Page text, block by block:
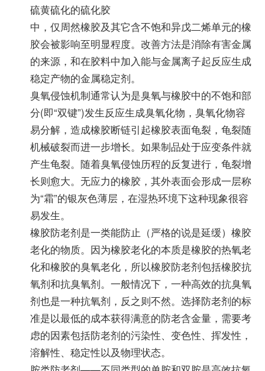
硫黄硫化的硫化胶
中，仅周然橡胶及其它含不饱和异戊二烯单元的橡
胶会被影响至明显程度。改善方法是消除有害金属
的来源，和在胶料中加入能与金属离子起反应生成
稳定产物的金属稳定剂。
臭氧侵蚀机制通常认为是臭氧与橡胶中的不饱和部
分(即“双键”)发生反应生成臭氧化物，臭氧化物容
易分解，造成橡胶断链引起橡胶表面龟裂，龟裂随
机械破裂而进一步增长。如果制品处于应变条件就
产生龟裂。随着臭氧侵蚀历程的反复进行，龟裂增
长则愈大。无应力的橡胶，其外表面会形成一层称
为“霜”的银灰色薄层，在湿热环境下这种现象很容
易发生。
橡胶防老剂是一类能防止（严格的说是延缓）橡胶
老化的物质。因为橡胶老化的本质是橡胶的热氧老
化和橡胶的臭氧老化，所以橡胶防老剂包括橡胶抗
氧剂和抗臭氧剂。一般情况下，一种高效的抗臭氧
剂也是一种抗氧剂，反之则不然。选择防老剂的标
准是以最低的成本获得满意的防老含金量，需要考
虑的因素包括防老剂的污染性、变色性、挥发性，
溶解性、稳定性以及物理状态。